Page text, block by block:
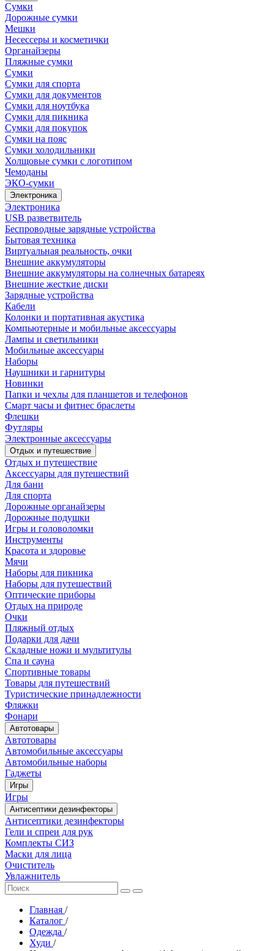
Сумки
Дорожные сумки
Мешки
Несессеры и косметички
Органайзеры
Пляжные сумки
Сумки
Сумки для спорта
Сумки для документов
Сумки для ноутбука
Сумки для пикника
Сумки для покупок
Сумки на пояс
Сумки холодильники
Холщовые сумки с логотипом
Чемоданы
ЭКО-сумки
Электроника
Электроника
USB разветвитель
Беспроводные зарядные устройства
Бытовая техника
Виртуальная реальность, очки
Внешние аккумуляторы
Внешние аккумуляторы на солнечных батареях
Внешние жесткие диски
Зарядные устройства
Кабели
Колонки и портативная акустика
Компьютерные и мобильные аксессуары
Лампы и светильники
Мобильные аксессуары
Наборы
Наушники и гарнитуры
Новинки
Папки и чехлы для планшетов и телефонов
Смарт часы и фитнес браслеты
Флешки
Футляры
Электронные аксессуары
Отдых и путешествие
Отдых и путешествие
Аксессуары для путешествий
Для бани
Для спорта
Дорожные органайзеры
Дорожные подушки
Игры и головоломки
Инструменты
Красота и здоровье
Мячи
Наборы для пикника
Наборы для путешествий
Оптические приборы
Отдых на природе
Очки
Пляжный отдых
Подарки для дачи
Складные ножи и мультитулы
Спа и сауна
Спортивные товары
Товары для путешествий
Туристические принадлежности
Фляжки
Фонари
Автотовары
Автотовары
Автомобильные аксессуары
Автомобильные наборы
Гаджеты
Игры
Игры
Антисептики дезинфекторы
Антисептики дезинфекторы
Гели и спреи для рук
Комплекты СИЗ
Маски для лица
Очиститель
Увлажнитель
Главная /
Каталог /
Одежда /
Худи /